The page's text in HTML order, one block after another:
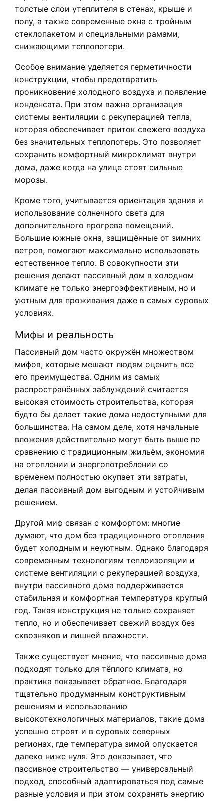
толстые слои утеплителя в стенах, крыше и
полу, а также современные окна с тройным
стеклопакетом и специальными рамами,
снижающими теплопотери.
Особое внимание уделяется герметичности
конструкции, чтобы предотвратить
проникновение холодного воздуха и появление
конденсата. При этом важна организация
системы вентиляции с рекуперацией тепла,
которая обеспечивает приток свежего воздуха
без значительных теплопотерь. Это позволяет
сохранить комфортный микроклимат внутри
дома, даже когда на улице стоят сильные
морозы.
Кроме того, учитывается ориентация здания и
использование солнечного света для
дополнительного прогрева помещений.
Большие южные окна, защищённые от зимних
ветров, помогают максимально использовать
естественное тепло. В совокупности эти
решения делают пассивный дом в холодном
климате не только энергоэффективным, но и
уютным для проживания даже в самых суровых
условиях.
Мифы и реальность
Пассивный дом часто окружён множеством
мифов, которые мешают людям оценить все
его преимущества. Одним из самых
распространённых заблуждений считается
высокая стоимость строительства, которая
будто бы делает такие дома недоступными для
большинства. На самом деле, хотя начальные
вложения действительно могут быть выше по
сравнению с традиционным жильём, экономия
на отоплении и энергопотреблении со
временем полностью окупает эти затраты,
делая пассивный дом выгодным и устойчивым
решением.
Другой миф связан с комфортом: многие
думают, что дом без традиционного отопления
будет холодным и неуютным. Однако благодаря
современным технологиям теплоизоляции и
системе вентиляции с рекуперацией воздуха,
внутри пассивного дома поддерживается
стабильная и комфортная температура круглый
год. Такая конструкция не только сохраняет
тепло, но и обеспечивает свежий воздух без
сквозняков и лишней влажности.
Также существует мнение, что пассивные дома
подходят только для тёплого климата, но
практика показывает обратное. Благодаря
тщательно продуманным конструктивным
решениям и использованию
высокотехнологичных материалов, такие дома
успешно строят и в суровых северных
регионах, где температура зимой опускается
далеко ниже нуля. Это доказывает, что
пассивное строительство — универсальный
подход, способный адаптироваться под самые
разные условия и при этом сохранять энергию